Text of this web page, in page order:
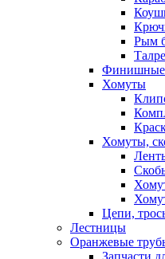
Рым
Финишные
Хомуты
Хомуты,
Цепи,
Лестницы
Оранжевые
Запчасти